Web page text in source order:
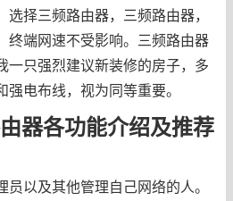
择三频路由器，三频路由器，
终端网速不受影响。三频路由器
一只强烈建议新装修的房子，多
电布线，视为同等重要。
器各功能介绍及推荐
以及其他管理自己网络的人。